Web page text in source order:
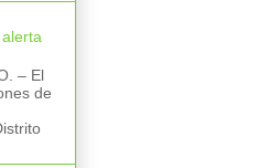
– El
de